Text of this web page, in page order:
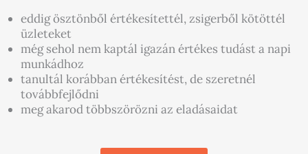
eddig ösztönből értékesítettél, zsigerből kötöttél
üzleteket
még sehol nem kaptál igazán értékes tudást a napi
munkádhoz
tanultál korábban értékesítést, de szeretnél
továbbfejlődni
meg akarod többszörözni az eladásaidat